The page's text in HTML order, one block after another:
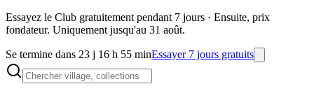
Essayez le Club gratuitement pendant 7 jours · Ensuite, prix
fondateur. Uniquement jusqu'au 31 août.
Se termine dans 23 j 16 h 55 minEssayer 7 jours gratuits